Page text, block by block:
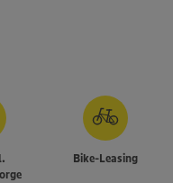
Bike-Leasing